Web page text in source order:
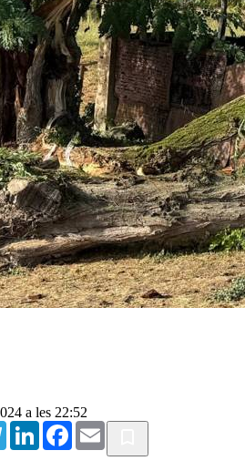
a les 22:52
TelegramLinkedInFacebook
Email